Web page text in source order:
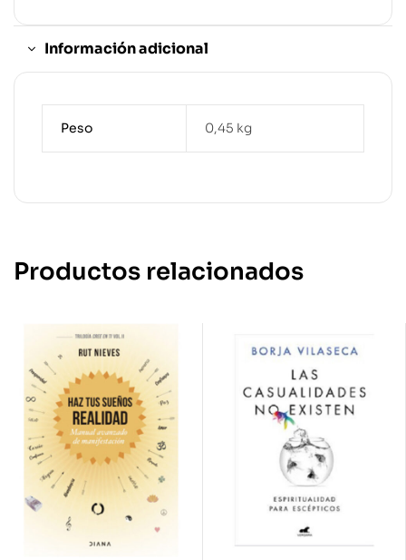
Información adicional
Peso 0,45 kg
Productos relacionados